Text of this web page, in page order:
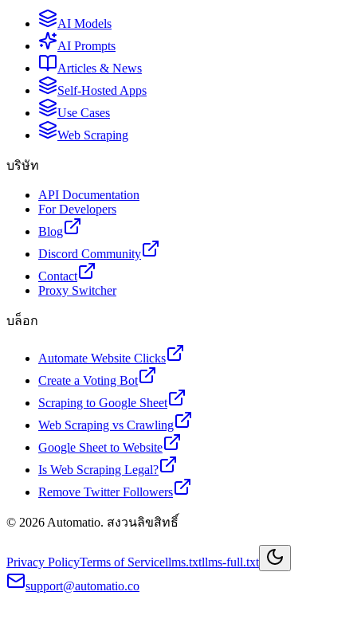
AI Models
AI Prompts
Articles & News
Self-Hosted Apps
Use Cases
Web Scraping
บริษัท
API Documentation
For Developers
Blog
Discord Community
Contact
Proxy Switcher
บล็อก
Automate Website Clicks
Create a Voting Bot
Scraping to Google Sheet
Web Scraping vs Crawling
Google Sheet to Website
Is Web Scraping Legal?
Remove Twitter Followers
© 2026 Automatio. สงวนลิขสิทธิ์
Privacy PolicyTerms of Servicellms.txtllms-full.txt
support@automatio.co